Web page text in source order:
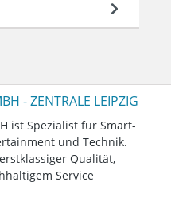
- ZENTRALE LEIPZIG
ist Spezialist für Smart-
und Technik.
Qualität,
Service